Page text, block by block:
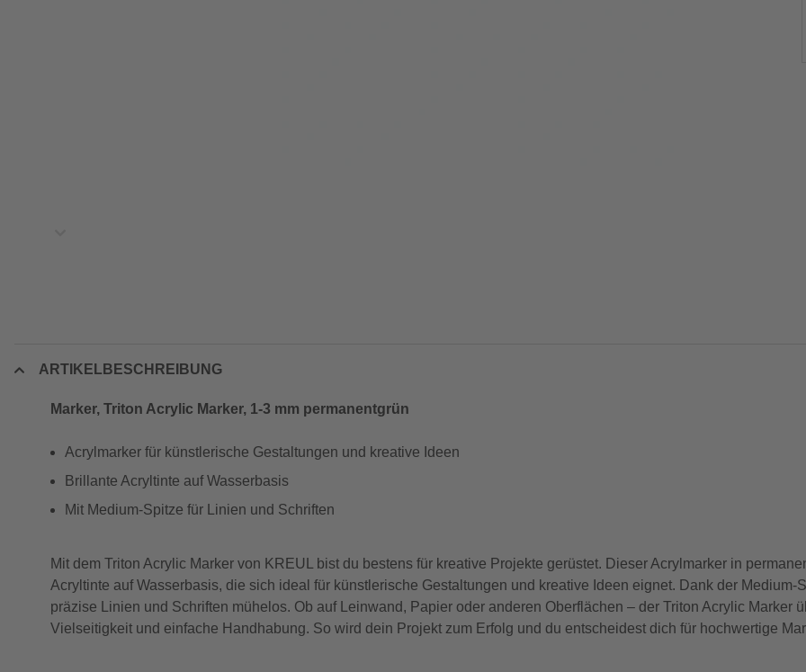
ARTIKELBESCHREIBUNG
Marker, Triton Acrylic Marker, 1-3 mm permanentgrün
Acrylmarker für künstlerische Gestaltungen und kreative Ideen
Brillante Acryltinte auf Wasserbasis
Mit Medium-Spitze für Linien und Schriften
Mit dem Triton Acrylic Marker von KREUL bist du bestens für kreative Projekte gerüstet. Dieser Acrylmarker in
Acryltinte auf Wasserbasis, die sich ideal für künstlerische Gestaltungen und kreative Ideen eignet. Dank der Medium-
präzise Linien und Schriften mühelos. Ob auf Leinwand, Papier oder anderen Oberflächen – der Triton Acrylic Marker
Vielseitigkeit und einfache Handhabung. So wird dein Projekt zum Erfolg und du entscheidest dich für hochwertige